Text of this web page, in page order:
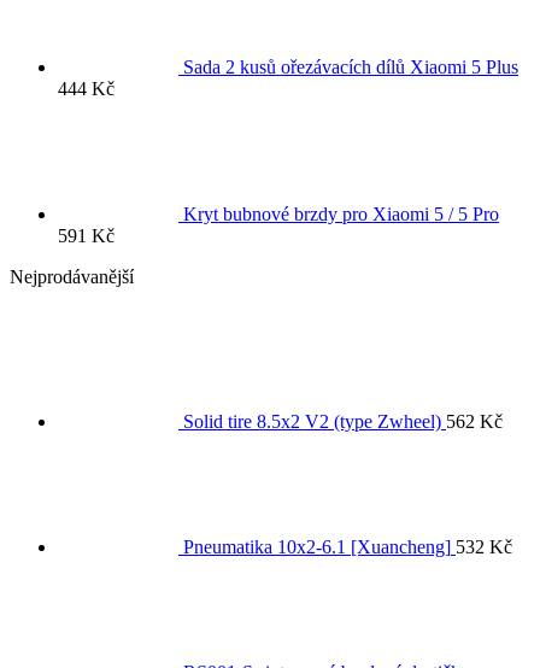
Sada 2 kusů ořezávacích dílů Xiaomi 5 Plus
444 Kč
Kryt bubnové brzdy pro Xiaomi 5 / 5 Pro
591 Kč
Nejprodávanější
Solid tire 8.5x2 V2 (type Zwheel) 562 Kč
Pneumatika 10x2-6.1 [Xuancheng] 532 Kč